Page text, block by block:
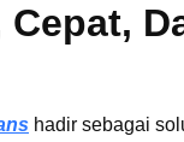
hadir sebagai